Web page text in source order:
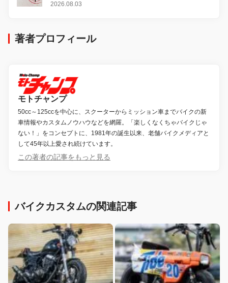
2026.08.03
著者プロフィール
モトチャンプ
50cc～125ccを中心に、スクーターからミッション車までバイクの新
車情報やカスタムノウハウなどを網羅。「楽しくなくちゃバイクじゃ
ない！」をコンセプトに、1981年の誕生以来、老舗バイクメディアと
して45年以上愛され続けています。
この著者の記事をもっと見る
バイクカスタムの関連記事